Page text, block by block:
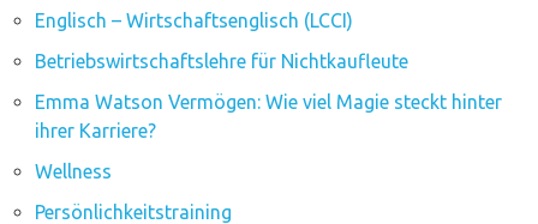
Englisch – Wirtschaftsenglisch (LCCI)
Betriebswirtschaftslehre für Nichtkaufleute
Emma Watson Vermögen: Wie viel Magie steckt hinter
ihrer Karriere?
Wellness
Persönlichkeitstraining